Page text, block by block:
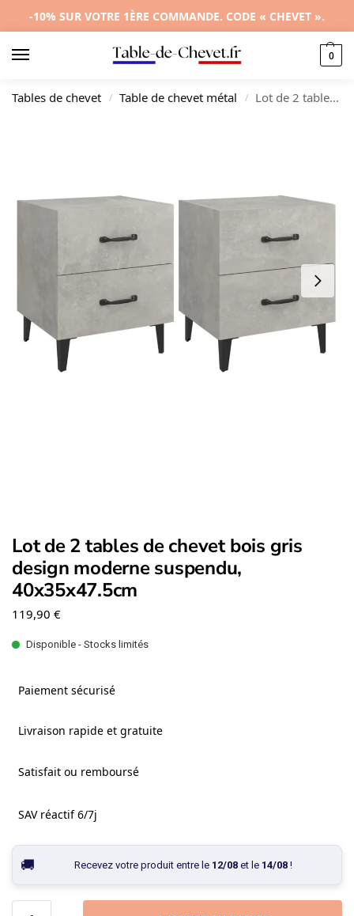
-10% SUR VOTRE 1ÈRE COMMANDE. CODE « CHEVET ».
0
Tables de chevet / Table de chevet métal / Lot de 2 tables de chevet bois gris design moderne suspendu, 40x35x47.5cm
Lot de 2 tables de chevet bois gris
design moderne suspendu,
40x35x47.5cm
119,90 €
Disponible - Stocks limités
Paiement sécurisé
Livraison rapide et gratuite
Satisfait ou remboursé
SAV réactif 6/7j
Recevez votre produit entre le 12/08et le 14/08!